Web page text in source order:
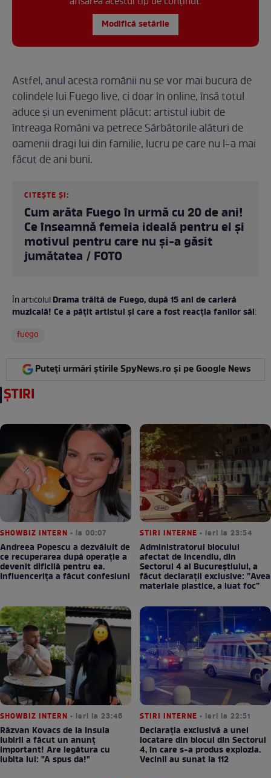
Modifică setările
Astfel, anul acesta românii nu se vor mai bucura de
colindele lui Fuego live, ci doar în online, însă totul
aduce și un eveniment plăcut: artistul iubit de
întreaga Români va petrece Sărbătorile alături de
oamenii dragi lui din familie, lucru pe care nu l-a mai
făcut de ani buni.
CITEȘTE ȘI:
Cum arăta Fuego în urmă cu 20 de ani!
Ce înseamnă femeia ideală pentru el și
motivul pentru care nu și-a găsit
jumătatea / FOTO
În articolulDrama trăită de Fuego, după 15 ani de carieră
muzicală! Ce a pățit artistul și care a fost reacția fanilor săi:
fuego
Puteți urmări știrile SpyNews.ro și pe Google News
ȘTIRI
SHOWBIZ INTERN • la 00:07
Andreea Popescu a dezvăluit de
ce recuperarea după operație a
devenit dificilă pentru ea.
Influencerița a făcut confesiuni
STIRI INTERNE • ieri la 23:54
Administratorul blocului
afectat de incendiu, din
Sectorul 4 al Bucureștiului, a
făcut declarații exclusive: ”Avea
materiale plastice, a luat foc”
SHOWBIZ INTERN • ieri la 23:46
Răzvan Kovacs de la Insula
Iubirii a făcut un anunț
important! Are legătura cu
iubita lui: "A spus da!"
STIRI INTERNE • ieri la 22:51
Declarația exclusivă a unei
locatare din blocul din Sectorul
4, în care s-a produs explozia.
Vecinii au sunat la 112